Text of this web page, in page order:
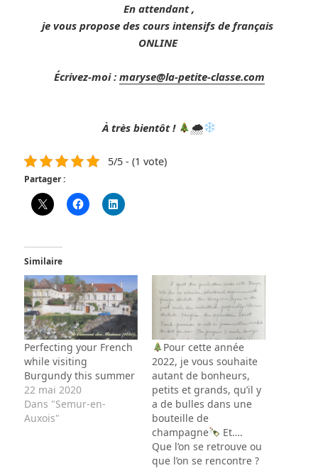
En attendant ,
je vous propose des cours intensifs de français
ONLINE
Écrivez-moi : maryse@la-petite-classe.com
À très bientôt ! 🌨
5/5 - (1 vote)
Partager :
Similaire
Perfecting your French
while visiting
Burgundy this summer
22 mai 2020
Dans "Semur-en-
Auxois"
Pour cette année
2022, je vous souhaite
autant de bonheurs,
petits et grands, qu’il y
a de bulles dans une
bouteille de
champagne
Et….
Que l’on se retrouve ou
que l’on se rencontre ?